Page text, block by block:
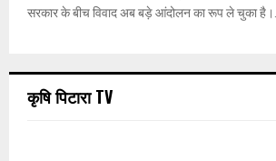
सरकार के बीच विवाद अब बड़े आंदोलन का रूप ले चुका है।...
कृषि पिटारा TV